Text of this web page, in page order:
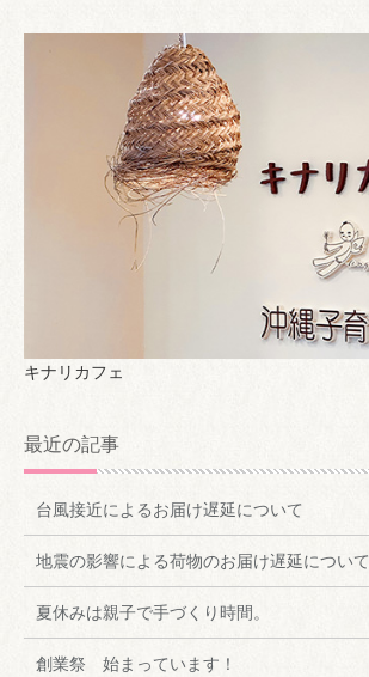
キナリカフェ
最近の記事
台風接近によるお届け遅延について
地震の影響による荷物のお届け遅延について
夏休みは親子で手づくり時間。
創業祭 始まっています！